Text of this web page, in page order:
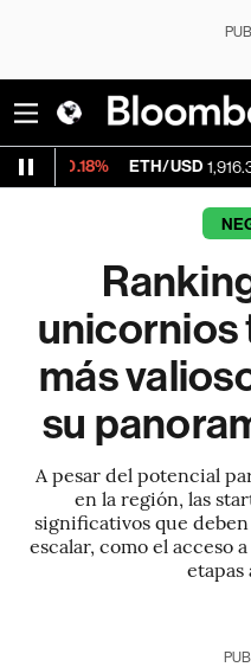
ETH/USD 1,916.365 -0.14%
más
su
A pesar del potencial
en la región, las
significativos que
escalar, como el acceso
etapas